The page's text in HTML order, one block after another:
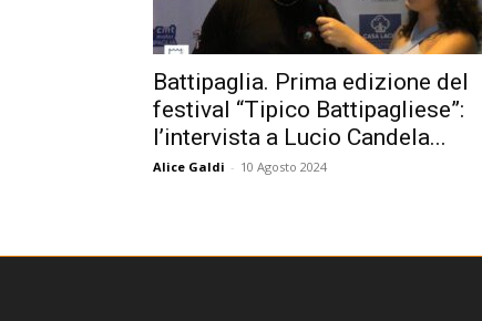
Battipaglia. Prima edizione del
festival “Tipico Battipagliese”:
l’intervista a Lucio Candela...
Alice Galdi - 10 Agosto 2024